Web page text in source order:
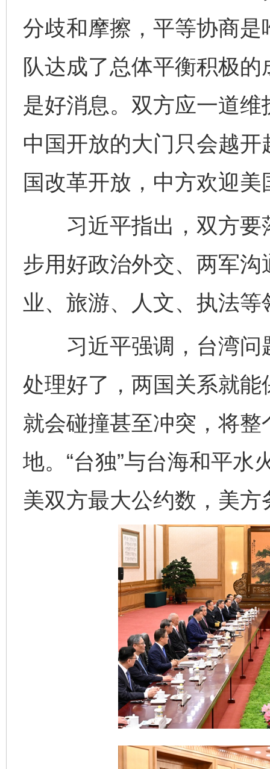
分歧和摩擦，平等协商
队达成了总体平衡积极
是好消息。双方应一道
中国开放的大门只会越
国改革开放，中方欢迎
习近平指出，双方要
步用好政治外交、两军
业、旅游、人文、执法
习近平强调，台湾问
处理好了，两国关系就
就会碰撞甚至冲突，将
地。“台独”与台海和平水
美双方最大公约数，美